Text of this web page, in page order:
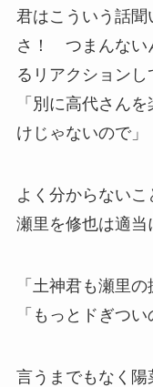
君はこういう話聞
さ！ つまんない
るリアクションし
「別に高代さん
けじゃないので」
よく分からない
瀬里を修也は適当
「土神君も瀬里
「もっとドぎつ
言うまでもなく陽